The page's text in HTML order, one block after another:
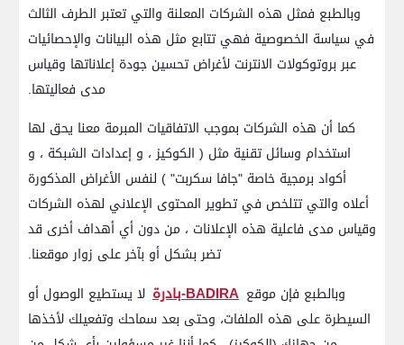
وبالطبع فمثل هذه الشركات المعلنة والتي تعتبر الطرف الثالث
في سياسة الخصوصية فهي تتابع مثل هذه البيانات والإحصائيات
عبر بروتوكولات الانترنت لأغراض تحسين جودة إعلاناتها وقياس
مدى فعاليتها.
كما أن هذه الشركات بموجب الاتفاقيات المبرمة معنا يحق لها
استخدام وسائل تقنية مثل ( الكوكيز ، و إعدادات الشبكة ، و
أكواد برمجية خاصة "جافا سكربت" ) لنفس الأغراض المذكورة
أعلاه والتي تتلخص في تطوير المحتوى الإعلاني لهذه الشركات
وقياس مدى فاعلية هذه الإعلانات ، من دون أي أهداف أخرى قد
تضر بشكل أو بآخر على زوار موقعنا.
وبالطبع فإن موقع BADIRA-بادرة
لا يستطيع الوصول أو
السيطرة على هذه الملفات، وحتى بعد سماحك وتفعيلك لأخذها